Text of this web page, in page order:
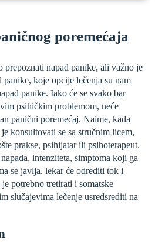
poremećaja
prepoznati napad panike, ali važno je
koje opcije lečenja su nam
panike. Iako će se svako bar
psihičkim problemom, neće
panični poremećaj. Naime, kada
konsultovati se sa stručnim licem,
prakse, psihijatar ili psihoterapeut.
intenziteta, simptoma koji ga
se javlja, lekar će odrediti tok i
potrebno tretirati i somatske
slučajevima lečenje usredsrediti na